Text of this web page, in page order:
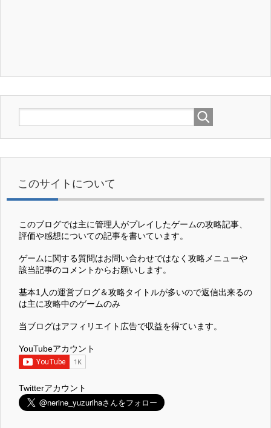
このサイトについて
このブログでは主に管理人がプレイしたゲームの攻略記事、
評価や感想についての記事を書いています。
ゲームに関する質問はお問い合わせではなく攻略メニューや
該当記事のコメントからお願いします。
基本1人の運営ブログ＆攻略タイトルが多いので返信出来るの
は主に攻略中のゲームのみ
当ブログはアフィリエイト広告で収益を得ています。
YouTubeアカウント
Twitterアカウント